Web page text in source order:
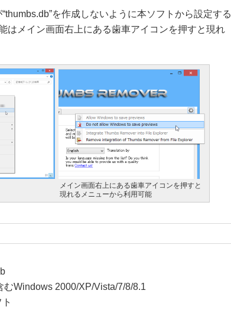
を作成しないように本ソフトから設定する
はメイン画面右上にある歯車アイコンを押すと現れ
メイン画面右上にある歯車アイコンを押すと
現れるメニューから利用可能
むWindows 2000/XP/Vista/7/8/8.1